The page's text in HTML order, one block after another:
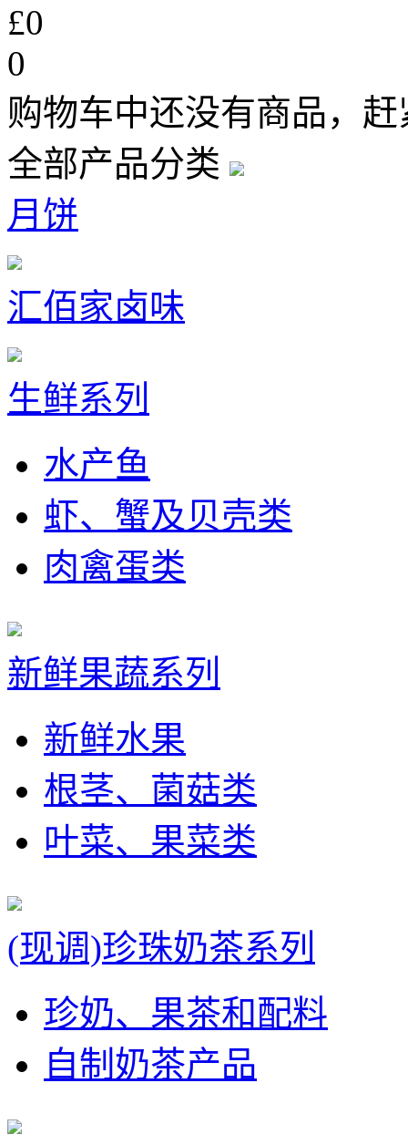
£0
0
购物车中还没有商品，
全部产品分类
月饼
汇佰家卤味
生鲜系列
水产鱼
虾、蟹及贝壳类
肉禽蛋类
新鲜果蔬系列
新鲜水果
根茎、菌菇类
叶菜、果菜类
(现调)珍珠奶茶系列
珍奶、果茶和配料
自制奶茶产品